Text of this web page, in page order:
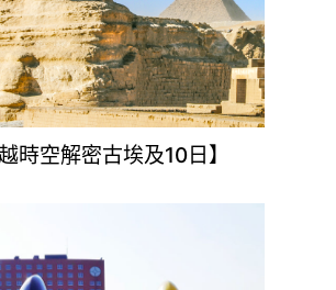
越時空解密古埃及10日】